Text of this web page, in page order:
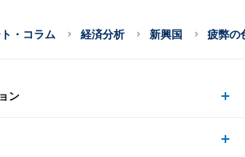
・コラム 経済分析 新興国 疲弊の
ン
ョン トップ